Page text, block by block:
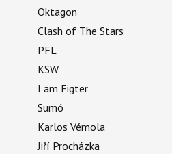
Oktagon
Clash of The Stars
PFL
KSW
I am Figter
Sumó
Karlos Vémola
Jiří Procházka